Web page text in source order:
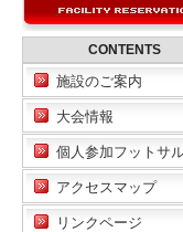
CONTENTS
施設のご案内
大会情報
個人参加フットサ
アクセスマップ
リンクページ